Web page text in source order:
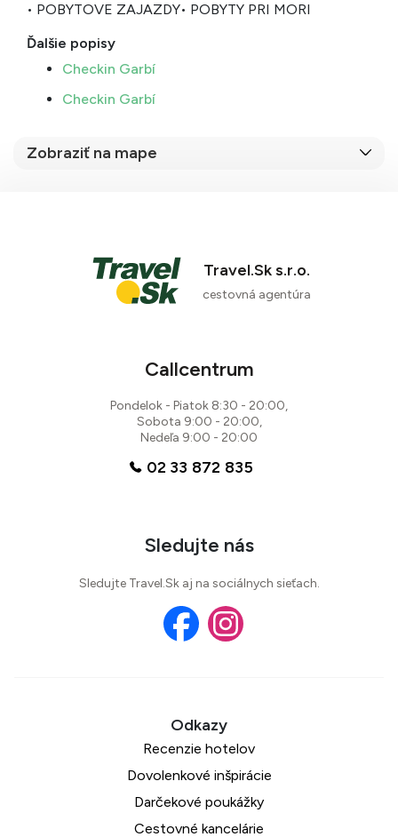
• POBYTOVE ZAJAZDY• POBYTY PRI MORI
Ďalšie popisy
Checkin Garbí
Checkin Garbí
Zobraziť na mape
Travel.Sk s.r.o.
cestovná agentúra
Callcentrum
Pondelok - Piatok 8:30 - 20:00,
Sobota 9:00 - 20:00,
Nedeľa 9:00 - 20:00
02 33 872 835
Sledujte nás
Sledujte Travel.Sk aj na sociálnych sieťach.
Recenzie hotelov
Dovolenkové inšpirácie
Darčekové poukážky
Cestovné kancelárie